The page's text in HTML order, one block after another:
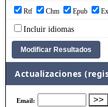
Rtf Chm Epub
Incluir idiomas
Actualizaciones